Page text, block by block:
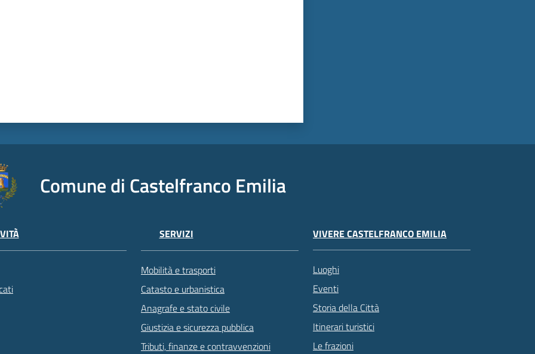
Comune di Castelfranco Emilia
SERVIZI
Mobilità e trasporti
Catasto e urbanistica
Anagrafe e stato civile
Giustizia e sicurezza pubblica
Tributi, finanze e contravvenzioni
VIVERE CASTELFRANCO EMILIA
Luoghi
Eventi
Storia della Città
Itinerari turistici
Le frazioni